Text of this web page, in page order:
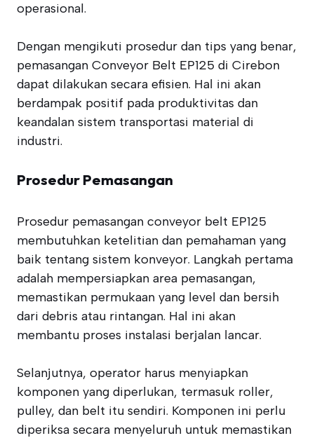
operasional.
Dengan mengikuti prosedur dan tips yang benar,
pemasangan Conveyor Belt EP125 di Cirebon
dapat dilakukan secara efisien. Hal ini akan
berdampak positif pada produktivitas dan
keandalan sistem transportasi material di
industri.
Prosedur Pemasangan
Prosedur pemasangan conveyor belt EP125
membutuhkan ketelitian dan pemahaman yang
baik tentang sistem konveyor. Langkah pertama
adalah mempersiapkan area pemasangan,
memastikan permukaan yang level dan bersih
dari debris atau rintangan. Hal ini akan
membantu proses instalasi berjalan lancar.
Selanjutnya, operator harus menyiapkan
komponen yang diperlukan, termasuk roller,
pulley, dan belt itu sendiri. Komponen ini perlu
diperiksa secara menyeluruh untuk memastikan